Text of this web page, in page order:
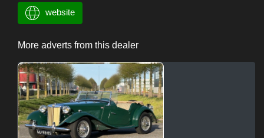
website
More adverts from this dealer